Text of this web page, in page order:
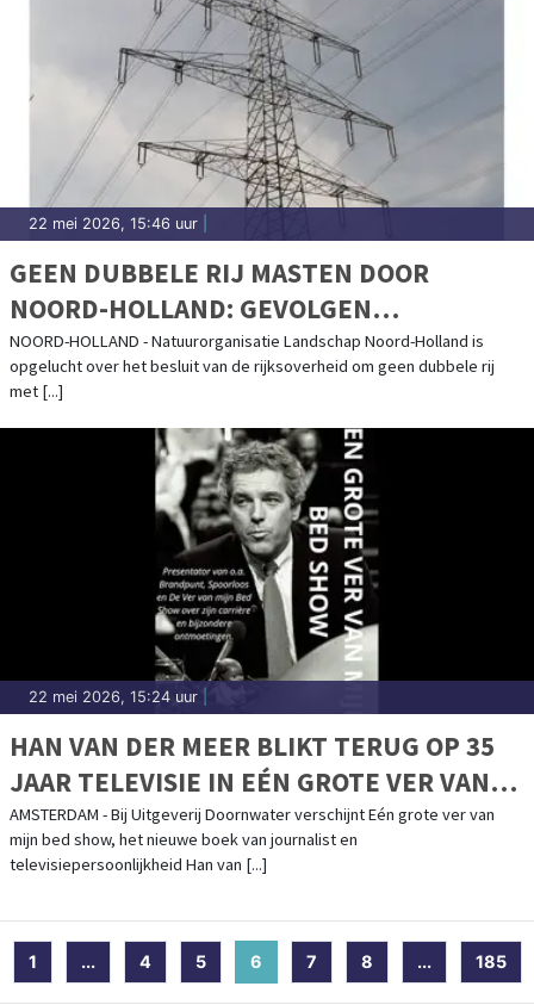
22 mei 2026, 15:46 uur
GEEN DUBBELE RIJ MASTEN DOOR
NOORD-HOLLAND: GEVOLGEN
AANLANDING KABELS UIT NOORDZEE ZIJN
BEPERKT
NOORD-HOLLAND - Natuurorganisatie Landschap Noord-Holland is
opgelucht over het besluit van de rijksoverheid om geen dubbele rij
met [...]
22 mei 2026, 15:24 uur
HAN VAN DER MEER BLIKT TERUG OP 35
JAAR TELEVISIE IN EÉN GROTE VER VAN
MIJN BED SHOW
AMSTERDAM - Bij Uitgeverij Doornwater verschijnt Eén grote ver van
mijn bed show, het nieuwe boek van journalist en
televisiepersoonlijkheid Han van [...]
1 ... 4 5 6 (current)
7 8 ... 185